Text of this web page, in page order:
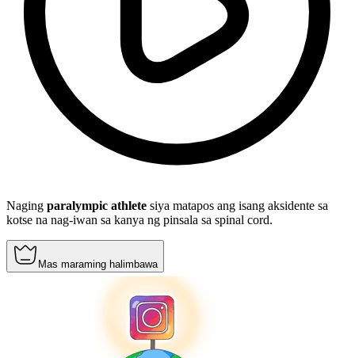
Naging paralympic athlete siya matapos ang isang aksidente sa
kotse na nag-iwan sa kanya ng pinsala sa spinal cord.
Mas maraming halimbawa